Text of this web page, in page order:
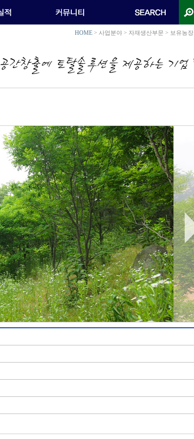
HOME > 사업분야 > 자재생산부문 > 보유농장